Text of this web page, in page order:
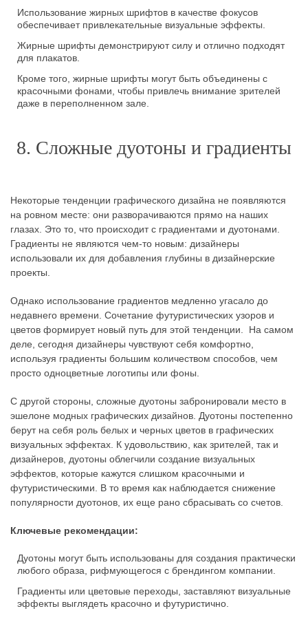
Использование жирных шрифтов в качестве фокусов
обеспечивает привлекательные визуальные эффекты.
Жирные шрифты демонстрируют силу и отлично подходят
для плакатов.
Кроме того, жирные шрифты могут быть объединены с
красочными фонами, чтобы привлечь внимание зрителей
даже в переполненном зале.
8. Сложные дуотоны и градиенты
Некоторые тенденции графического дизайна не появляются
на ровном месте: они разворачиваются прямо на наших
глазах. Это то, что происходит с градиентами и дуотонами.
Градиенты не являются чем-то новым: дизайнеры
использовали их для добавления глубины в дизайнерские
проекты.
Однако использование градиентов медленно угасало до
недавнего времени. Сочетание футуристических узоров и
цветов формирует новый путь для этой тенденции. На самом
деле, сегодня дизайнеры чувствуют себя комфортно,
используя градиенты большим количеством способов, чем
просто одноцветные логотипы или фоны.
С другой стороны, сложные дуотоны забронировали место в
эшелоне модных графических дизайнов. Дуотоны постепенно
берут на себя роль белых и черных цветов в графических
визуальных эффектах. К удовольствию, как зрителей, так и
дизайнеров, дуотоны облегчили создание визуальных
эффектов, которые кажутся слишком красочными и
футуристическими. В то время как наблюдается снижение
популярности дуотонов, их еще рано сбрасывать со счетов.
Ключевые рекомендации:
Дуотоны могут быть использованы для создания практически
любого образа, рифмующегося с брендингом компании.
Градиенты или цветовые переходы, заставляют визуальные
эффекты выглядеть красочно и футуристично.